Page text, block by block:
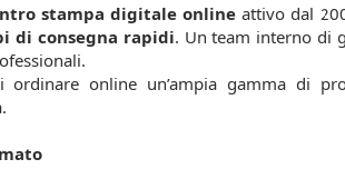
stampa digitale online attivo dal
di consegna rapidi. Un team interno di
ordinare online un’ampia gamma di